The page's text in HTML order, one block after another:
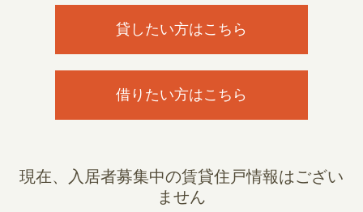
貸したい方はこちら
借りたい方はこちら
現在、入居者募集中の賃貸住戸情報はござい
ません